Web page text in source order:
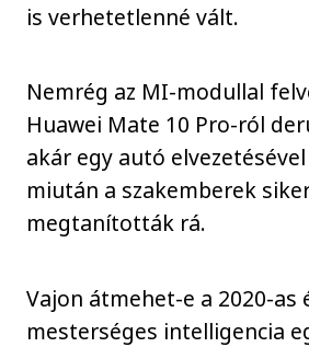
is verhetetlenné vált.
Nemrég az MI-modullal
Huawei Mate 10 Pro-ról
akár egy autó
miután a szakemberek
megtanították rá.
Vajon átmehet-e a 2020-as
mesterséges intelligencia